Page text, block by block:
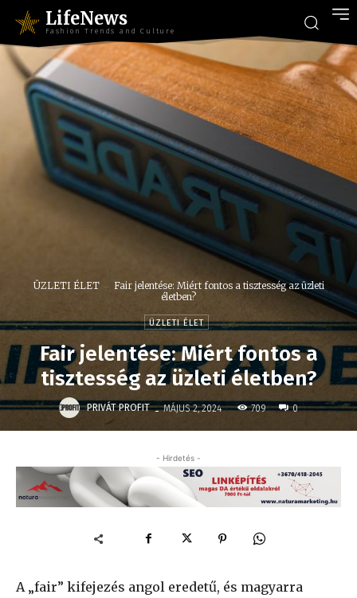
LifeNews
Fashion Trends and Culture
ÜZLETI ÉLET
Fair jelentése: Miért fontos a tisztesség az üzleti
életben?
ÜZLETI ÉLET
Fair jelentése: Miért fontos a
tisztesség az üzleti életben?
PRIVÁT PROFIT - MÁJUS 2, 2024 709 0
- Hirdetés -
A „fair” kifejezés angol eredetű, és magyarra